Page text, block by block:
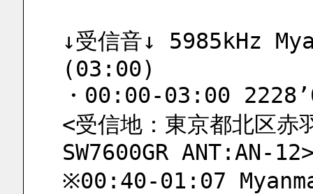
↓受信音↓ 5985kHz
(03:00)
・00:00-03:00
<受信地：東京都北区
SW7600GR ANT:AN-
※00:40-01:07